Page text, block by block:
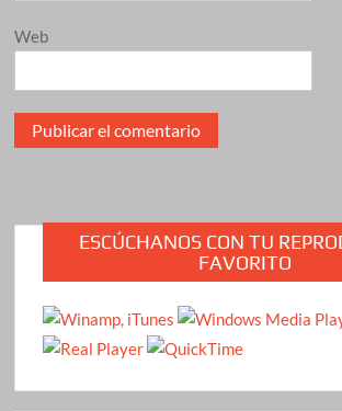
Web
ESCÚCHANOS CON TU
FAVORITO